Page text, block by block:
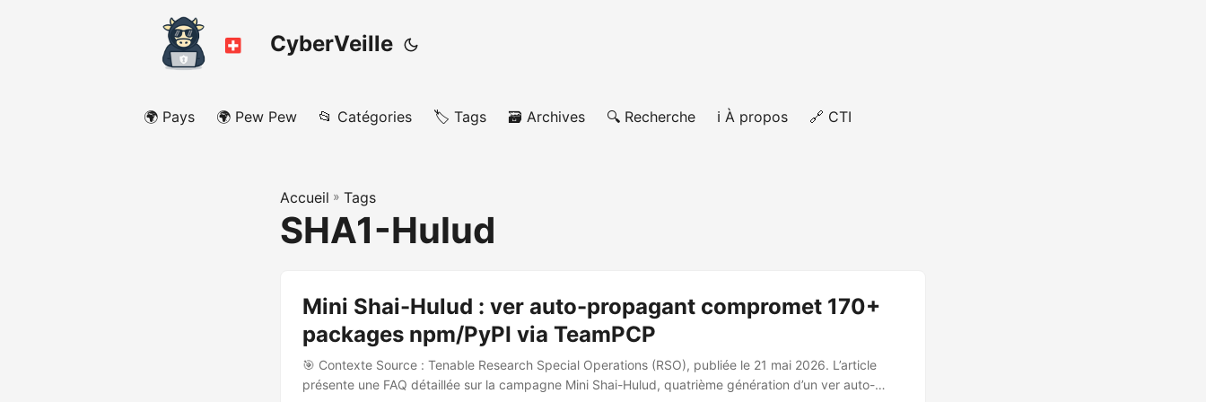
CyberVeille
🌍 Pays 🌍 Pew Pew 📂 Catégories 🏷️ Tags 🗃️ Archives 🔍 Recherche ℹ️ À propos 🔗 CTI
Accueil » Tags
SHA1-Hulud
Mini Shai-Hulud : ver auto-propagant compromet 170+
packages npm/PyPI via TeamPCP
🎯 Contexte Source : Tenable Research Special Operations (RSO), publiée le 21 mai 2026. L’article
présente une FAQ détaillée sur la campagne Mini Shai-Hulud, quatrième génération d’un ver auto-